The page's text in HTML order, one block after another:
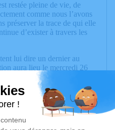
restée pleine de vie, de
comme nous l’avons
préserver la trace de qui elle
d’exister à travers les
lui dire un dernier au
aura lieu le mercredi 26
d’Annecy (route du
page d’hommage, où
une lettre, un souvenir.
que nous avons déjà reçus.